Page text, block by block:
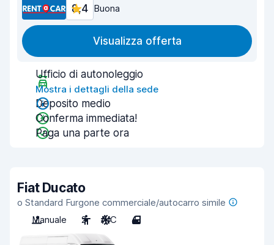
8,4 Buona
Visualizza offerta
Ufficio di autonoleggio
Mostra i dettagli della sede
Deposito medio
Conferma immediata!
Paga una parte ora
Fiat Ducato
o Standard Furgone commerciale/autocarro simile
Manuale
2 A/C 4